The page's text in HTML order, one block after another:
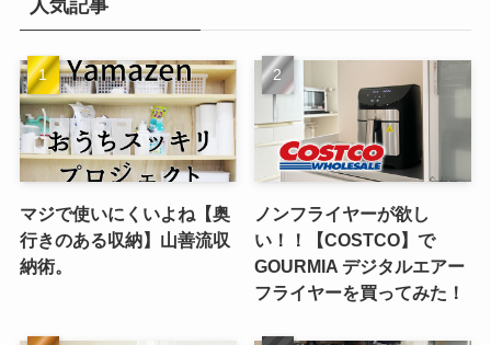
ブ
人気記事
マジで使いにくいよね【奥
行きのある収納】山善流収
納術。
ノンフライヤーが欲し
い！！【COSTCO】で
GOURMIA デジタルエアー
フライヤーを買ってみた！